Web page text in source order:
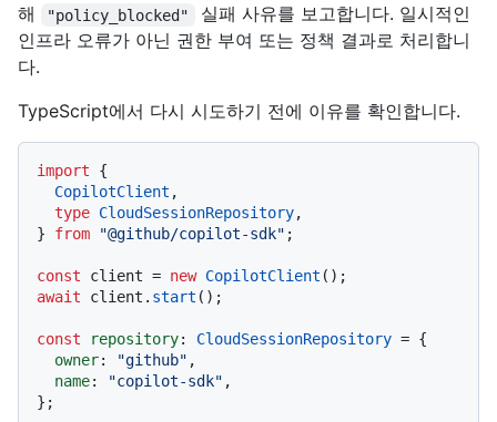
해
"policy_blocked"
실패 사유를 보고합니다. 일시적인
인프라 오류가 아닌 권한 부여 또는 정책 결과로 처리합니
다.
TypeScript에서 다시 시도하기 전에 이유를 확인합니다.
import {
CopilotClient ,
type CloudSessionRepository,
} from "@github/copilot-sdk" ;
const client = new CopilotClient
await client. start ();
const repository: CloudSessionRepository = {
owner: "github" ,
name: "copilot-sdk" ,
};